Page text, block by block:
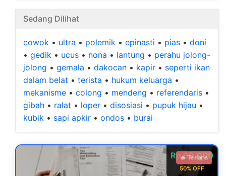
Sedang Dilihat
cowok • ultra • polemik • epinasti • pias • doni
• gedik • ucus • nona • lantung • perahu jolong-
jolong • gemala • dakocan • kapir • seperti ikan
dalam belat • terista • hukum keluarga •
mekanisme • colong • mendeng • referendaris •
gibah • ralat • loper • disosiasi • pupuk hijau •
kubik • sapi apkir • ondos • burai
Rp 99.000
50% OFF
🔥 Terlaris